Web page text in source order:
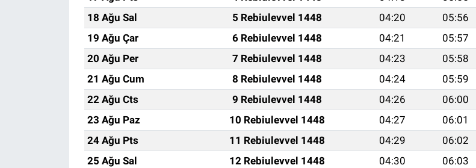
18 Ağu Sal
5 Rebiulevvel 1448 04:20 05:56
19 Ağu Çar
6 Rebiulevvel 1448 04:21 05:57
20 Ağu Per
7 Rebiulevvel 1448 04:23 05:58
21 Ağu Cum
8 Rebiulevvel 1448 04:24 05:59
22 Ağu Cts
9 Rebiulevvel 1448 04:26 06:00
23 Ağu Paz
10 Rebiulevvel 1448 04:27 06:01
24 Ağu Pts
11 Rebiulevvel 1448 04:29 06:02
25 Ağu Sal
12 Rebiulevvel 1448 04:30 06:03